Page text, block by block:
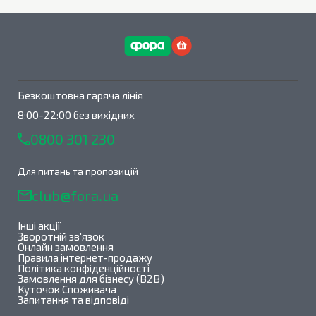
Безкоштовна гаряча лінія
8:00-22:00 без вихідних
0800 301 230
Для питань та пропозицій
club@fora.ua
Інші акції
Зворотній зв'язок
Онлайн замовлення
Правила інтернет-продажу
Політика конфіденційності
Замовлення для бізнесу (B2B)
Куточок Споживача
Запитання та відповіді